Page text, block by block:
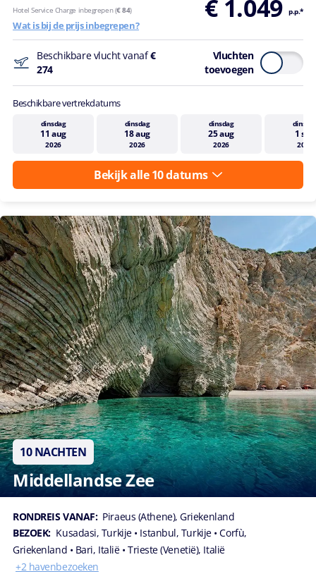
€ 1.049 p.p.*
Hotel Service Charge inbegrepen (€ 84)
Wat is bij de prijs inbegrepen?
Beschikbare vlucht vanaf€
274
Vluchten
toevoegen
Beschikbare vertrekdatums
dinsdag
11 aug
2026
dinsdag
18 aug
2026
dinsdag
25 aug
2026
1 sep
2026
Bekijk alle 10 datums
10 NACHTEN
Middellandse Zee
RONDREIS VANAF: Piraeus (Athene), Griekenland
BEZOEK: Kusadasi, Turkije • Istanbul, Turkije • Corfù,
Griekenland • Bari, Italië • Trieste (Venetië), Italië
+2 havenbezoeken